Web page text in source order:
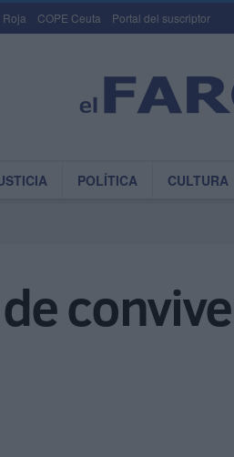
Roja COPE Ceuta Portal del suscriptor
POLÍTICA CULTURA